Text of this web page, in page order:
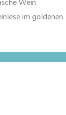
im goldenen